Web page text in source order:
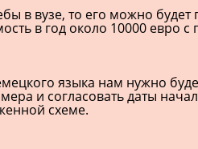
в вузе, то его можно
в год около 10000 евро с
языка нам нужно
и согласовать даты
схеме.